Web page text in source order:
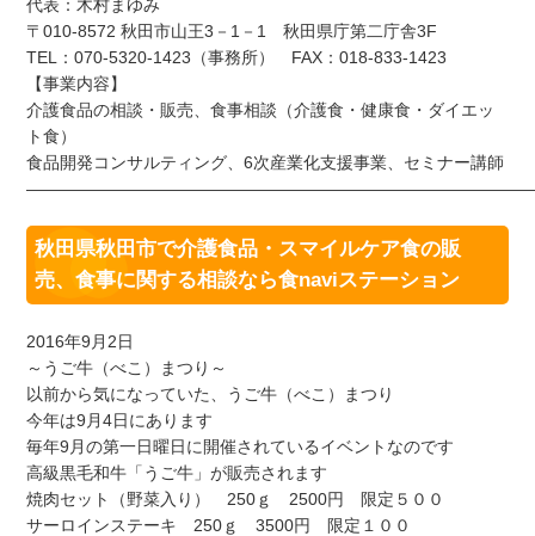
代表：木村まゆみ
〒010-8572 秋田市山王3－1－1 秋田県庁第二庁舎3F
TEL：070-5320-1423（事務所） FAX：018-833-1423
【事業内容】
介護食品の相談・販売、食事相談（介護食・健康食・ダイエッ
ト食）
食品開発コンサルティング、6次産業化支援事業、セミナー講師
秋田県秋田市で介護食品・スマイルケア食の販
売、食事に関する相談なら食naviステーション
2016年9月2日
～うご牛（べこ）まつり～
以前から気になっていた、うご牛（べこ）まつり
今年は9月4日にあります
毎年9月の第一日曜日に開催されているイベントなのです
高級黒毛和牛「うご牛」が販売されます
焼肉セット（野菜入り） 250ｇ 2500円 限定５００
サーロインステーキ 250ｇ 3500円 限定１００